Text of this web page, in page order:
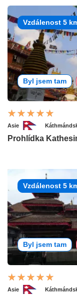
Vzdálenost 5
Byl jsem tam
Asie
Prohlídka
Vzdálenost 5
Byl jsem tam
Asie